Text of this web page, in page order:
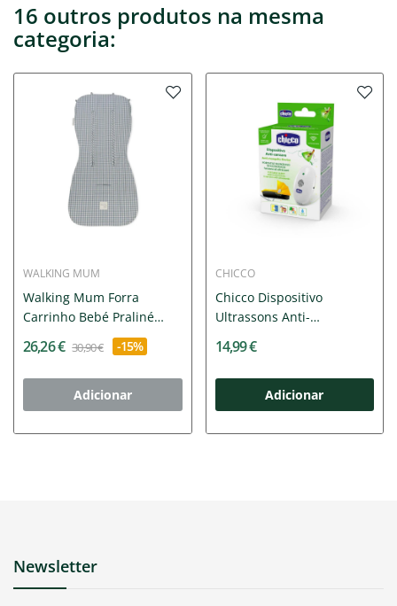
16 outros produtos na mesma
categoria:
WALKING MUM
Walking Mum Forra
Carrinho Bebé Praliné
26,26 € 30,90 € -15%
Adicionar
CHICCO
Chicco Dispositivo
Ultrassons Anti-
14,99 €
Adicionar
Newsletter